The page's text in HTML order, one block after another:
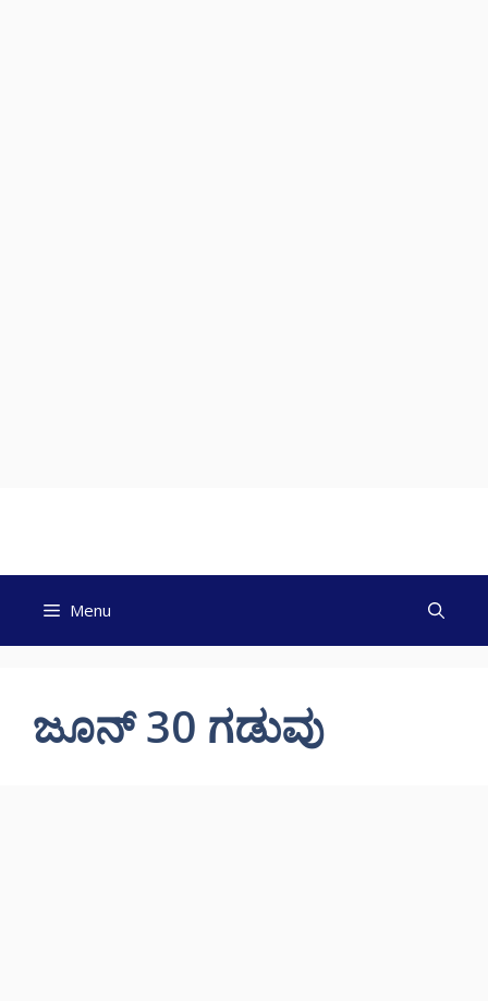
Menu
ಜೂನ್ 30 ಗಡುವು